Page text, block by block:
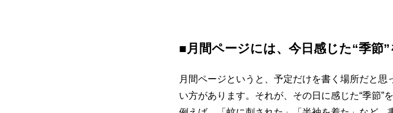
■月間ページには、今日感じた“季節
月間ページというと、予定だけを書く場所だと
い方があります。それが、その日に感じた“季節”を